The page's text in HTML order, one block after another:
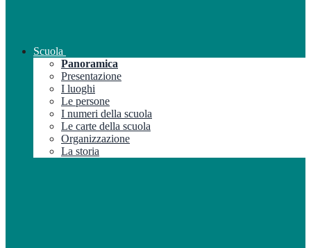
Scuola
Panoramica
Presentazione
I luoghi
Le persone
I numeri della scuola
Le carte della scuola
Organizzazione
La storia